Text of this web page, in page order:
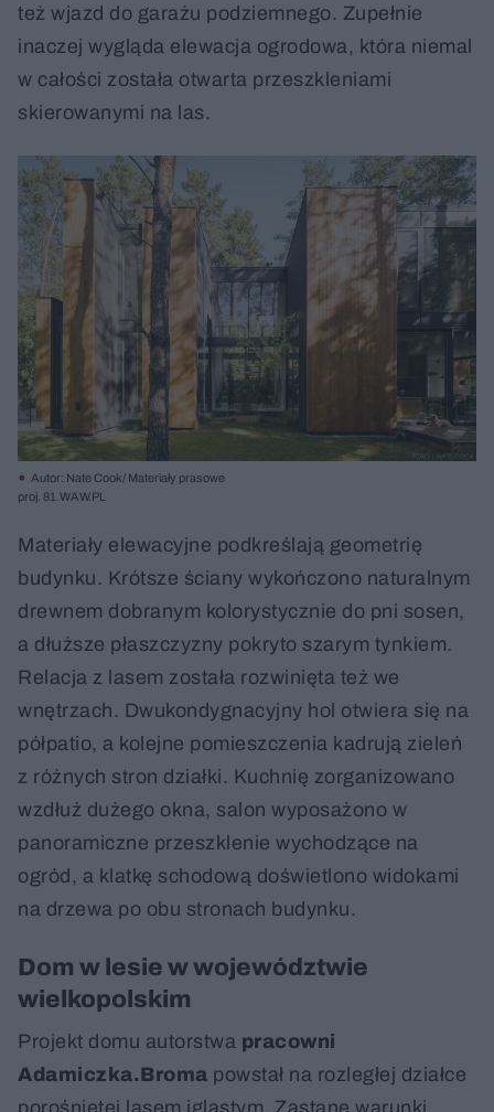
też wjazd do garażu podziemnego. Zupełnie
inaczej wygląda elewacja ogrodowa, która niemal
w całości została otwarta przeszkleniami
skierowanymi na las.
Autor: Nate Cook/ Materiały prasowe
proj. 81.WAW.PL
Materiały elewacyjne podkreślają geometrię
budynku. Krótsze ściany wykończono naturalnym
drewnem dobranym kolorystycznie do pni sosen,
a dłuższe płaszczyzny pokryto szarym tynkiem.
Relacja z lasem została rozwinięta też we
wnętrzach. Dwukondygnacyjny hol otwiera się na
półpatio, a kolejne pomieszczenia kadrują zieleń
z różnych stron działki. Kuchnię zorganizowano
wzdłuż dużego okna, salon wyposażono w
panoramiczne przeszklenie wychodzące na
ogród, a klatkę schodową doświetlono widokami
na drzewa po obu stronach budynku.
Dom w lesie w województwie
wielkopolskim
Projekt domu autorstwa pracowni
Adamiczka.Broma powstał na rozległej działce
porośniętej lasem iglastym. Zastane warunki